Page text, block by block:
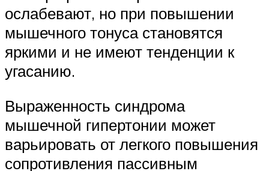
ослабевают, но при повышении
мышечного тонуса становятся
яркими и не имеют тенденции к
угасанию.
Выраженность синдрома
мышечной гипертонии может
варьировать от легкого повышения
сопротивления пассивным